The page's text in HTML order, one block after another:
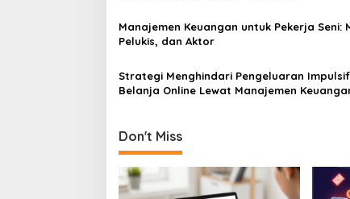
Manajemen Keuangan untuk Pekerja Seni:
Pelukis, dan Aktor
Strategi Menghindari Pengeluaran
Belanja Online Lewat Manajemen
Don't Miss